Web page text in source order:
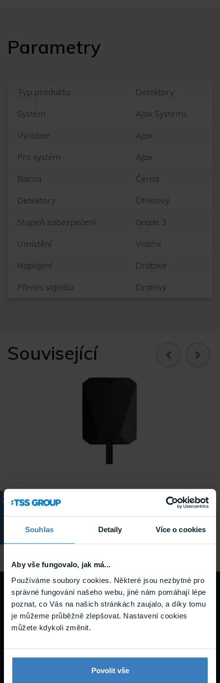
Souhlas Detaily Více o cookies
Aby vše fungovalo, jak má...
Používáme soubory cookies. Některé jsou nezbytné pro
správné fungování našeho webu, jiné nám pomáhají lépe
poznat, co Vás na našich stránkách zaujalo, a díky tomu
je můžeme průběžně zlepšovat. Nastavení cookies
můžete kdykoli změnit.
Povolit vše
KATALOG
Parametry
Typ produktu Detektory
Systém Ajax Systems
Výrobce Ajax
Pro systém Ajax
Barva Černá
Detektory Otřesový
Stupeň zabezpečení Grade 3
Umístění Vnitřní
Napájení Drátové
Přenos signálu Drátový
Související
Ajax Superior Hub Hybrid (4G) Black
Hybridní ústředna
Ajax Superior Hub Hybrid (4G) Black je výkonná ústředna
zařízení. ...
Návody a
podpora